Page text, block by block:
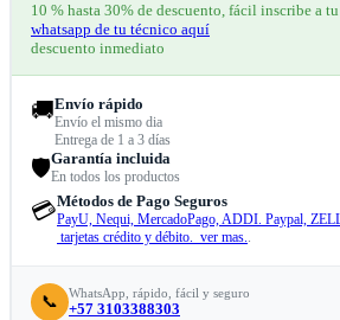
10 % hasta 30% de descuento, fácil inscribe a
whatsapp de tu técnico aquí
descuento inmediato
🚚Envío rápido
Envío el mismo dia
Entrega de 1 a 3 días
🛡️Garantía incluida
En todos los productos
💳Métodos de Pago Seguros
PayU, Nequi, MercadoPago, ADDI. Paypal,
tarjetas crédito y débito. ver mas..
📞 WhatsApp, rápido, fácil y seguro
+57 3103388303